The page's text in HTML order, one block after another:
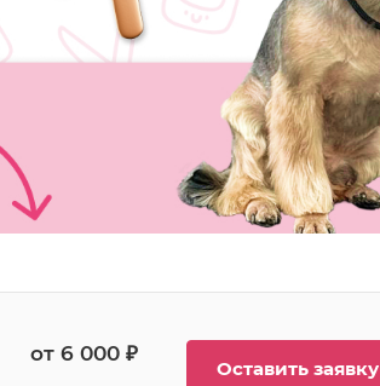
от 6 000 ₽
Оставить заявку